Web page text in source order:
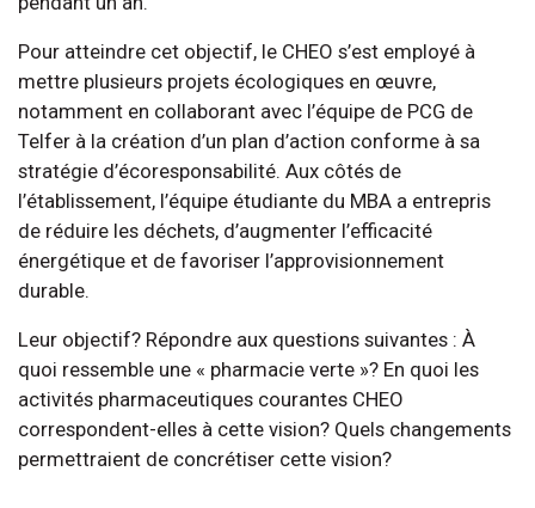
Pour atteindre cet objectif, le CHEO s’est employé à
mettre plusieurs projets écologiques en œuvre,
notamment en collaborant avec l’équipe de PCG de
Telfer à la création d’un plan d’action conforme à sa
stratégie d’écoresponsabilité. Aux côtés de
l’établissement, l’équipe étudiante du MBA a entrepris
de réduire les déchets, d’augmenter l’efficacité
énergétique et de favoriser l’approvisionnement
durable.
Leur objectif? Répondre aux questions suivantes : À
quoi ressemble une « pharmacie verte »? En quoi les
activités pharmaceutiques courantes CHEO
correspondent-elles à cette vision? Quels changements
permettraient de concrétiser cette vision?